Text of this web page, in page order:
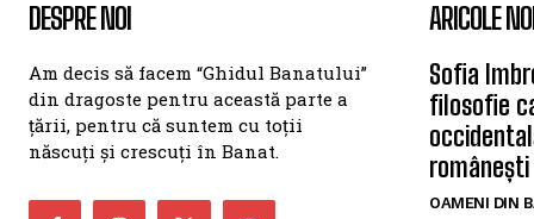
DESPRE NOI
Am decis să facem “Ghidul Banatului”
din dragoste pentru această parte a
țării, pentru că suntem cu toții
născuți și crescuți în Banat.
ARICOLE NOI
Sofia
filosofie
românești
OAMENI DIN